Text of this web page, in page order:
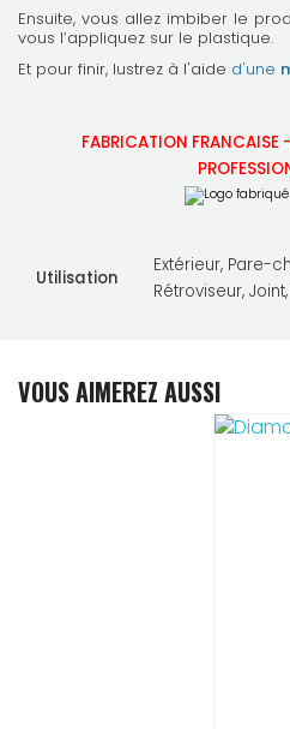
Ensuite, vous allez imbiber le
vous l’appliquez sur le plastique.
Et pour finir, lustrez à l'aide d'une
FABRICATION FRANCAISE
Utilisation
Extérieur, Pare-
Rétroviseur,
VOUS AIMEREZ AUSSI